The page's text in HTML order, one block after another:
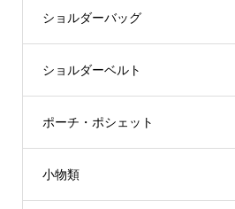
ショルダーバッグ
ショルダーベルト
ポーチ・ポシェット
小物類